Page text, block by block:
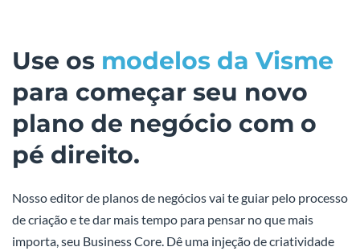
Use os modelos da Visme
para começar seu novo
plano de negócio com o
pé direito.
Nosso editor de planos de negócios vai te guiar pelo processo
de criação e te dar mais tempo para pensar no que mais
importa, seu Business Core. Dê uma injeção de criatividade